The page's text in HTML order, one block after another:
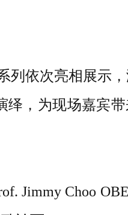
列依次亮相展示
绎，为现场嘉宾
Jimmy Choo